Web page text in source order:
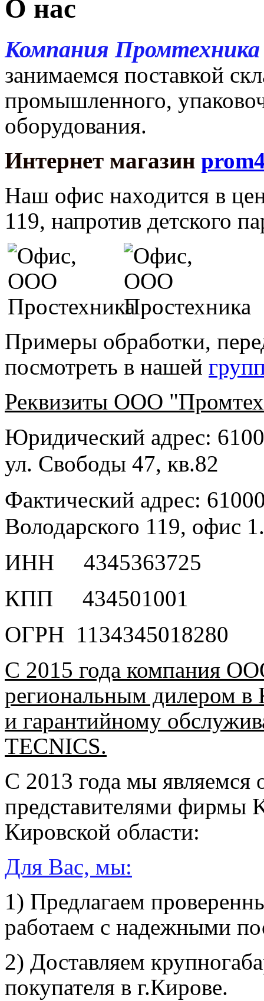
О нас
Компания
занимаемся поставкой
промышленного,
оборудования.
Интернет магазин
Наш офис находится в
119, напротив детского
Примеры обработки,
посмотреть в нашей
Реквизиты ООО
Юридический адрес:
ул. Свободы 47, кв.82
Фактический адрес:
Володарского 119, офис 1.
ИНН 4345363725
КПП 434501001
ОГРН 1134345018280
С 2015 года компания
региональным дилером в
и гарантийному
TECNICS.
С 2013 года мы
представителями фирмы
Кировской области:
Для Вас, мы:
1) Предлагаем
работаем с надежными
2) Доставляем
покупателя в г.Кирове.